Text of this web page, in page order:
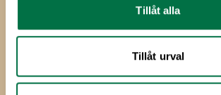
Tillåt alla
Tillåt urval